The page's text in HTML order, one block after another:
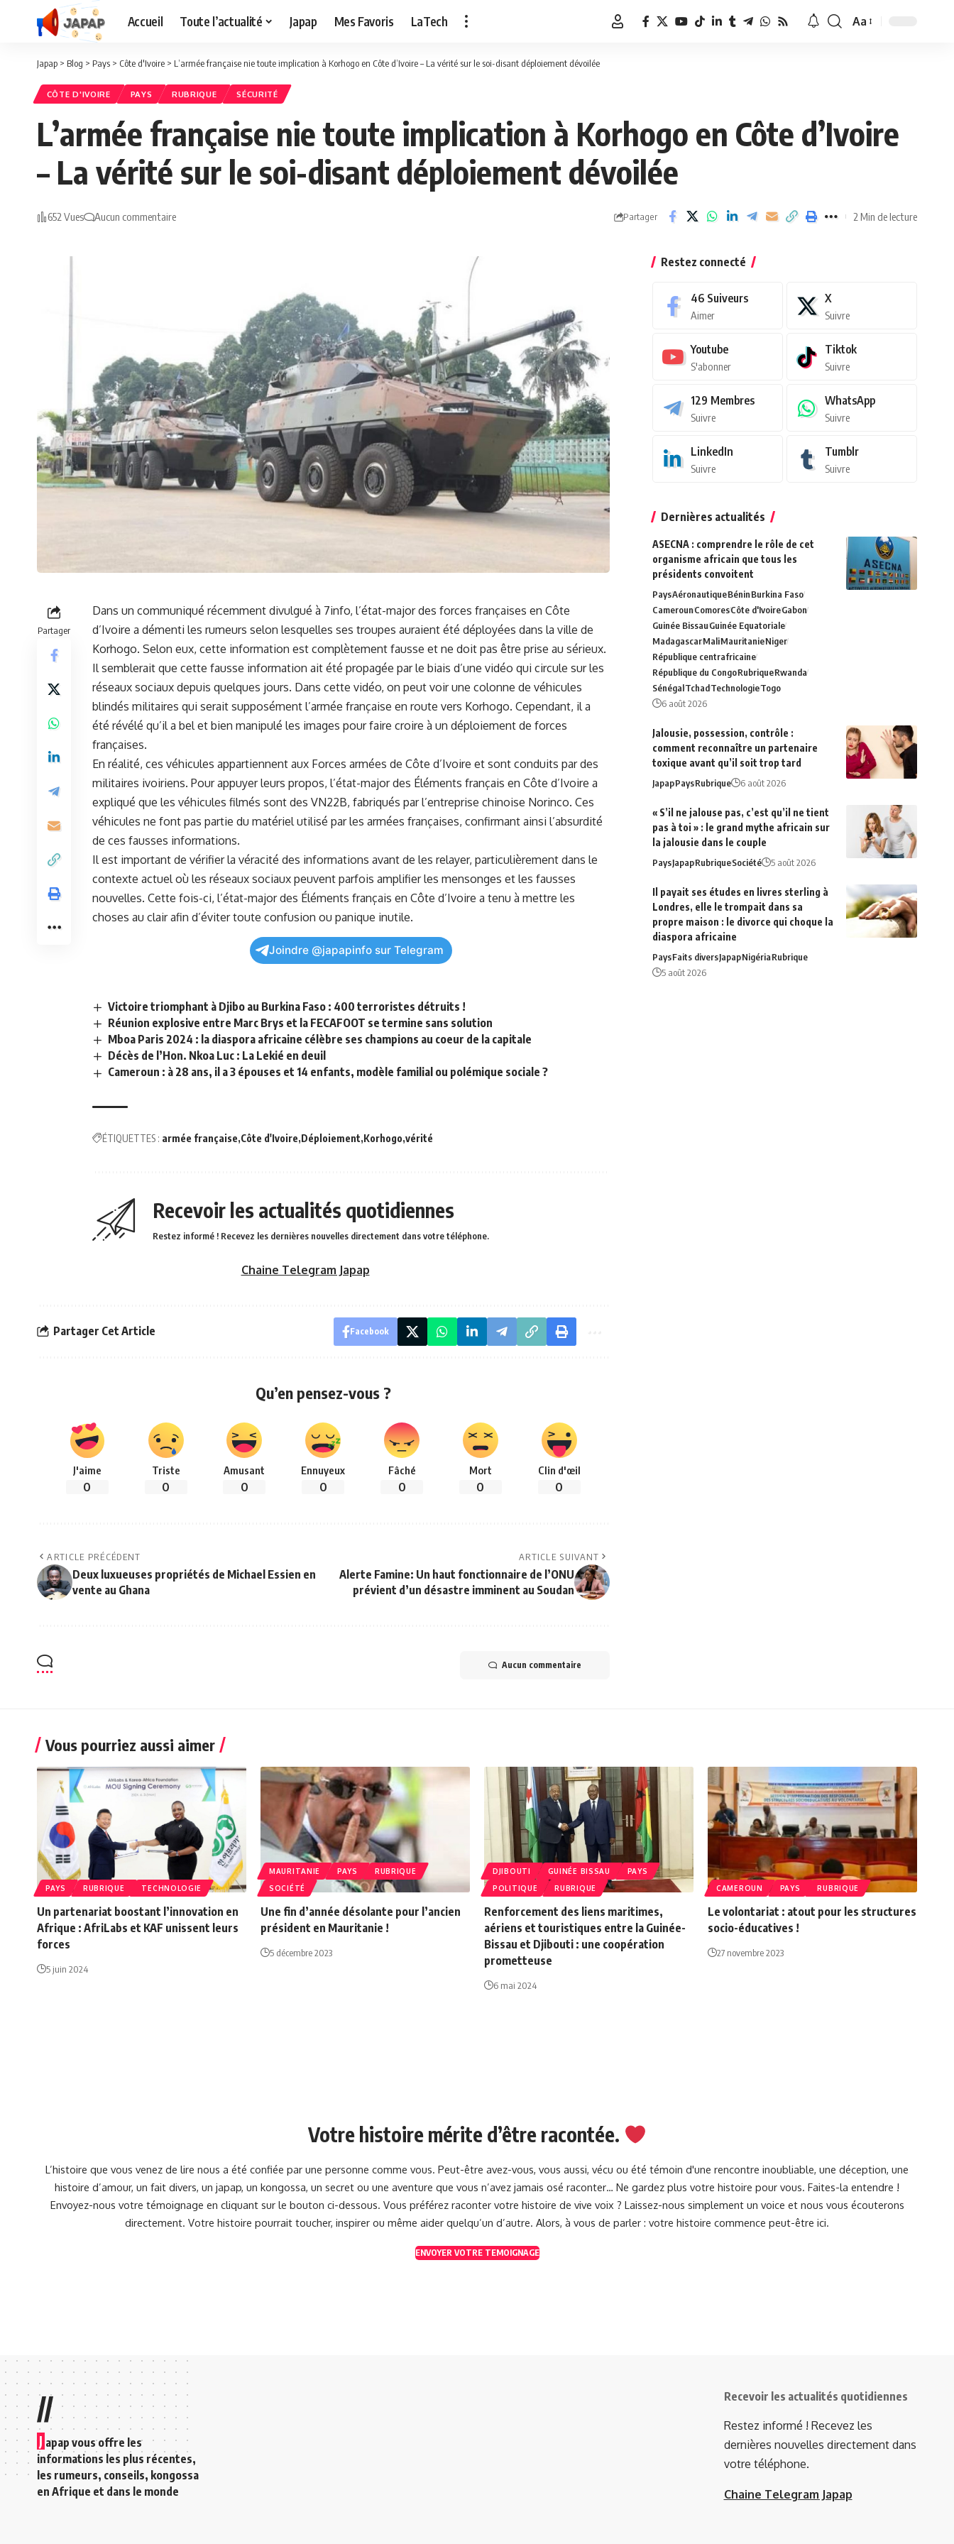
Accueil Toute l’actualité Japap Mes Favoris LaTech
Redimensionner
Aa
Japap > Blog > Pays > Côte d'Ivoire > L’armée française nie toute implication à Korhogo en Côte d’Ivoire – La vérité sur le soi-disant déploiement dévoilée
CÔTE D'IVOIRE PAYS RUBRIQUE SÉCURITÉ
L’armée française nie toute implication à Korhogo en Côte d’Ivoire
– La vérité sur le soi-disant déploiement dévoilée
652 Vues Aucun commentaire Partager 2 Min de lecture
Partager
Dans un communiqué récemment divulgué à⁤ 7info, l’état-major des forces françaises en Côte
d’Ivoire a démenti les rumeurs selon lesquelles ses troupes auraient‌ été déployées dans ⁣la ville de
Korhogo. ⁤Selon eux, cette information est complètement fausse et ne doit pas être prise ⁤au sérieux.
Il semblerait que cette ⁤fausse information​ ait​ été ⁣propagée⁤ par le biais d’une vidéo ⁣qui circule sur les
réseaux sociaux depuis quelques ‍jours. Dans cette vidéo, on peut ⁣voir⁣ une colonne de ‌véhicules
blindés militaires qui serait⁣ supposément ‌l’armée française en route⁤ vers Korhogo. Cependant, ⁣il a
été révélé⁤ qu’il a bel et bien⁤ manipulé ⁣les images ⁤pour faire‌ croire à un déploiement de forces
françaises.
En réalité, ces ‍véhicules appartiennent aux Forces armées de Côte d’Ivoire et⁢ sont conduits ⁣par des
militaires ivoiriens. Pour appuyer leurs ⁢propos, l’état-major des Éléments français en Côte d’Ivoire a​
expliqué que ⁢les véhicules filmés sont des VN22B, fabriqués par​ l’entreprise chinoise Norinco. Ces‍
véhicules⁢ ne font pas ‌partie du matériel utilisé par les armées françaises, confirmant⁣ ainsi l’absurdité‌
de ces fausses⁣ informations.
Il est important⁢ de vérifier la véracité des informations avant de les relayer,⁤ particulièrement⁣ dans le
contexte actuel où les réseaux sociaux peuvent parfois amplifier⁤ les mensonges et les‌ fausses​
nouvelles. Cette fois-ci, l’état-major des Éléments français en⁤ Côte d’Ivoire a‍ tenu à mettre les
choses au clair afin⁢ d’éviter toute confusion ou panique inutile.
Joindre @japapinfo sur Telegram
Victoire triomphant à Djibo au Burkina Faso : 400 terroristes détruits !
Réunion explosive entre Marc Brys et la FECAFOOT se termine sans solution
Mboa Paris 2024 : la diaspora africaine célèbre ses champions au coeur de la capitale
Décès de l’Hon. Nkoa Luc : La Lekié en deuil
Cameroun : à 28 ans, il a 3 épouses et 14 enfants, modèle familial ou polémique sociale ?
ÉTIQUETTES : armée française Côte d'Ivoire Déploiement Korhogo vérité
Recevoir les actualités quotidiennes
Restez informé ! Recevez les dernières nouvelles directement dans votre téléphone.
Chaine Telegram Japap
Partager Cet Article Facebook
Qu’en pensez-vous ?
J'aime
0
Triste
0
Amusant
0
Ennuyeux
0
Fâché
0
Mort
0
Clin d'œil
0
ARTICLE PRÉCÉDENT
Deux luxueuses propriétés de Michael Essien en
vente au Ghana
ARTICLE SUIVANT
Alerte Famine: Un haut fonctionnaire de l’ONU
prévient d’un désastre imminent au Soudan
Aucun commentaire
Restez connecté
46 Suiveurs
Aimer
X
Suivre
Youtube
S'abonner
Tiktok
Suivre
129 Membres
Suivre
WhatsApp
Suivre
LinkedIn
Suivre
Tumblr
Suivre
Dernières actualités
ASECNA : comprendre le rôle de cet
organisme africain que tous les
présidents convoitent
PaysAéronautiqueBéninBurkina Faso
CamerounComoresCôte d'IvoireGabon
Guinée BissauGuinée Equatoriale
MadagascarMaliMauritanieNiger
République centrafricaine
République du CongoRubriqueRwanda
SénégalTchadTechnologieTogo
6 août 2026
Jalousie, possession, contrôle :
comment reconnaître un partenaire
toxique avant qu’il soit trop tard
JapapPaysRubrique 6 août 2026
« S’il ne jalouse pas, c’est qu’il ne tient
pas à toi » : le grand mythe africain sur
la jalousie dans le couple
PaysJapapRubriqueSociété 5 août 2026
Il payait ses études en livres sterling à
Londres, elle le trompait dans sa
propre maison : le divorce qui choque la
diaspora africaine
PaysFaits diversJapapNigériaRubrique
5 août 2026
Vous pourriez aussi aimer
PAYS RUBRIQUE TECHNOLOGIE
Un partenariat boostant l’innovation en
Afrique : AfriLabs et KAF unissent leurs
forces
5 juin 2024
MAURITANIE PAYS
RUBRIQUE
SOCIÉTÉ
Une fin d’année désolante pour l’ancien
président en Mauritanie !
5 décembre 2023
DJIBOUTI GUINÉE BISSAU
PAYS
POLITIQUE
RUBRIQUE
Renforcement des liens maritimes,
aériens et touristiques entre la Guinée-
Bissau et Djibouti : une coopération
prometteuse
6 mai 2024
CAMEROUN PAYS RUBRIQUE
Le volontariat : atout pour les structures
socio-éducatives !
27 novembre 2023
Votre histoire mérite d’être racontée.
L’histoire que vous venez de lire nous a été confiée par une personne comme vous. Peut-être avez-vous, vous aussi, vécu ou été témoin d'une rencontre inoubliable, une déception, une
histoire d’amour, un fait divers, un japap, un kongossa, un secret ou une aventure que vous n’avez jamais osé raconter… Ne gardez plus votre histoire pour vous. Faites-la entendre !
Envoyez-nous votre témoignage en cliquant sur le bouton ci-dessous. Vous préférez raconter votre histoire de vive voix ? Laissez-nous simplement un voice et nous vous écouterons
directement. Votre histoire pourrait toucher, inspirer ou même aider quelqu’un d’autre. Alors, à vous de parler : votre histoire commence peut-être ici.
ENVOYER VOTRE TEMOIGNAGE
//
J apap vous offre les
informations les plus récentes,
les rumeurs, conseils, kongossa
en Afrique et dans le monde
Recevoir les actualités quotidiennes
Restez informé ! Recevez les
dernières nouvelles directement dans
votre téléphone.
Chaine Telegram Japap